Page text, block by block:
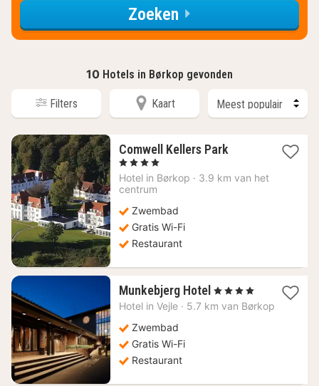
Zoeken
10 Hotels in Børkop gevonden
Filters Kaart
Comwell Kellers Park1
vanaf
, 4 Sterren
Hotel in Børkop · 3.9 km van het
centrum
Zwembad
Gratis Wi-Fi
Restaurant
Munkebjerg Hotel 1
nacht
, 4 Sterren
Hotel in Vejle · 5.7 km van Børkop
Zwembad
Gratis Wi-Fi
Restaurant